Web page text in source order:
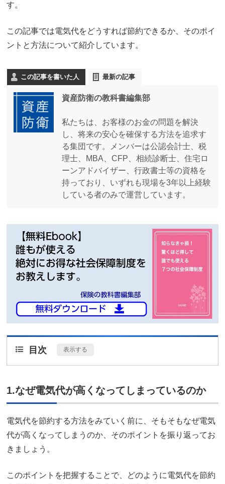
す。
この記事では電気代をどうすれば節約できるか、そのポイ
ントと方法について紹介しています。
この記事を書いた人 最新の記事
資産防衛の教科書編集部
私たちは、お客様のお金の問題を解決
し、将来の安心を確保する方法を追求す
る集団です。メンバーは公認会計士、税
理士、MBA、CFP、相続診断士、住宅ロ
ーンアドバイザー、行政書士等の資格を
持っており、いずれも現場を3年以上経験
している者のみで運営しています。
目次 表示する
1.なぜ電気代が高くなってしまっているのか
電気代を節約する方法をみていく前に、そもそもなぜ電気
代が高くなってしまうのか、そのポイントを振り返ってお
きましょう。
このポイントを把握することで、どのように電気代を節約